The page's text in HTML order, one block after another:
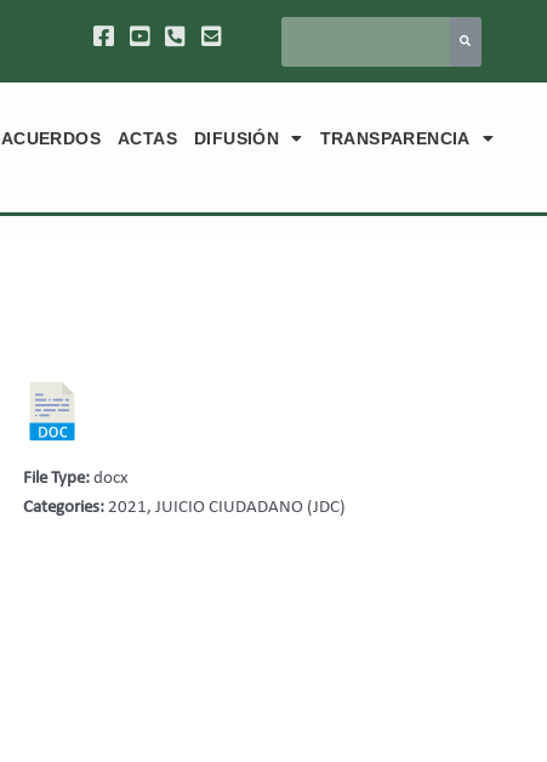
ACUERDOS ACTAS DIFUSIÓN TRANSPARENCIA
File Type:docx
Categories:2021, JUICIO CIUDADANO (JDC)